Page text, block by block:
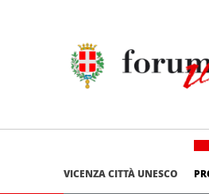
VICENZA CITTÀ UNESCO